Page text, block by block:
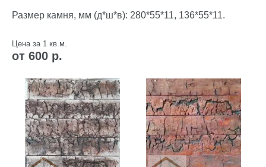
Размер камня, мм (д*ш*в): 280*55*11, 136*55*11.
Цена за 1 кв.м.
от 600 р.